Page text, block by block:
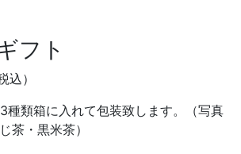
フト
込）
種類箱に入れて包装致します。（写真
茶・黒米茶）